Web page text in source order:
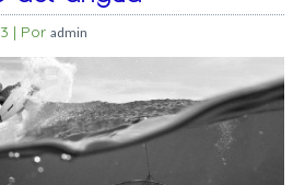
| Por admin